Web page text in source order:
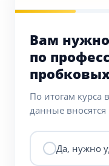
Вам
по
По итогам курса
данные
Да, нужно